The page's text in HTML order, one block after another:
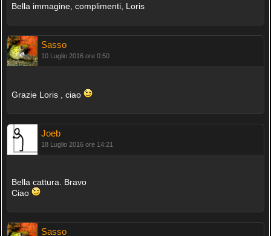
Bella immagine, complimenti, Loris
Sasso
10 Luglio 2016 ore 0:50
Grazie Loris , ciao
Joeb
18 Luglio 2016 ore 14:21
Bella cattura. Bravo
Ciao
Sasso